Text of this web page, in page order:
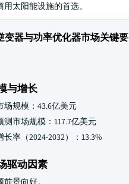
太阳能设施的首选。
变器与功率优化器市场关键要
与增长
场规模：43.6亿美元
测市场规模：117.7亿美元
长率（2024-2032）：13.3%
驱动因素
景向好。